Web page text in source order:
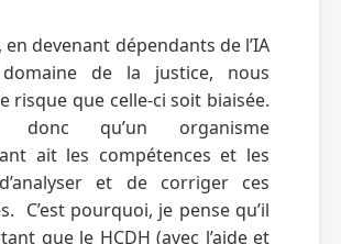
devenant dépendants de l’IA
de la justice, nous
risque que celle-ci soit biaisée.
qu’un organisme
ait les compétences et les
et de corriger ces
C’est pourquoi, je pense qu’il
que le HCDH (avec l’aide et